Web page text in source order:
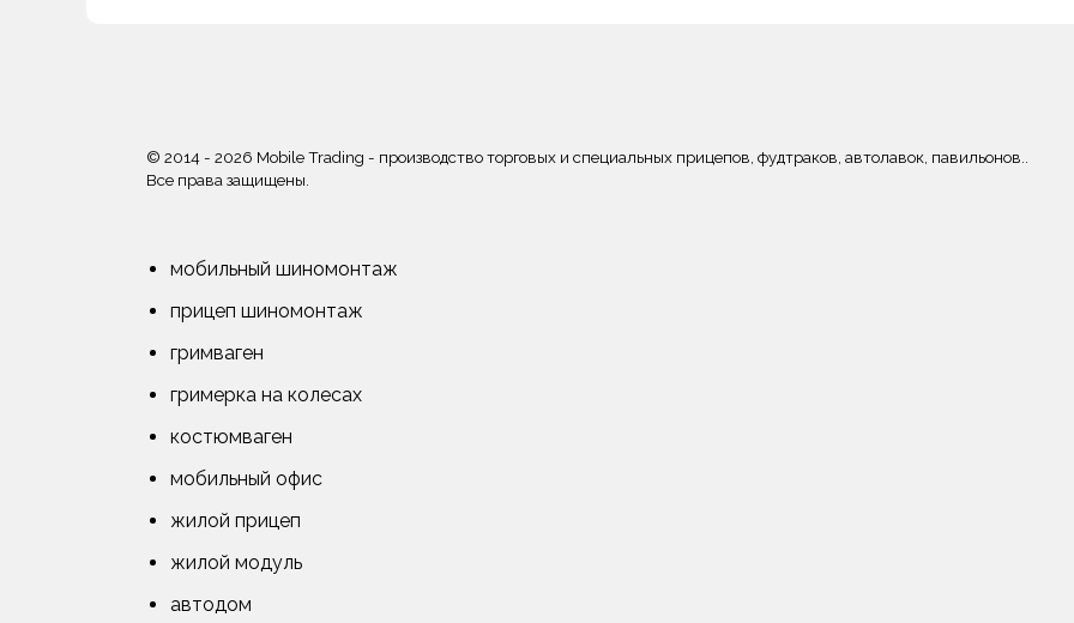
© 2014 - 2026 Mobile Trading - производство торговых и специальных прицепов, фудтраков, автолавок, павильонов..
Все права защищены.
мобильный шиномонтаж
прицеп шиномонтаж
гримваген
гримерка на колесах
костюмваген
мобильный офис
жилой прицеп
жилой модуль
автодом